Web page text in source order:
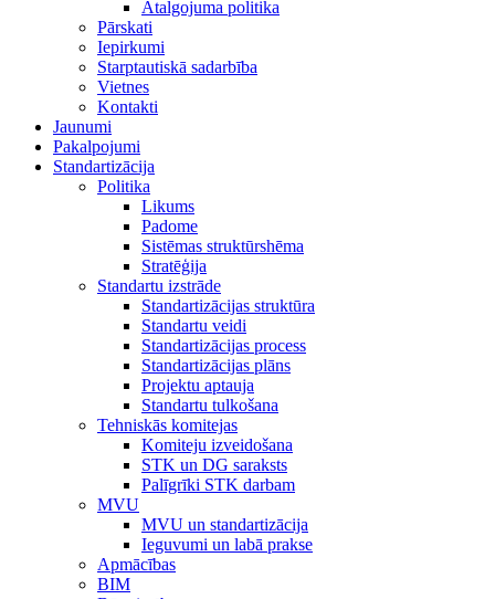
Atalgojuma politika
Pārskati
Iepirkumi
Starptautiskā sadarbība
Vietnes
Kontakti
Jaunumi
Pakalpojumi
Standartizācija
Politika
Likums
Padome
Sistēmas struktūrshēma
Stratēģija
Standartu izstrāde
Standartizācijas struktūra
Standartu veidi
Standartizācijas process
Standartizācijas plāns
Projektu aptauja
Standartu tulkošana
Tehniskās komitejas
Komiteju izveidošana
STK un DG saraksts
Palīgrīki STK darbam
MVU
MVU un standartizācija
Ieguvumi un labā prakse
Apmācības
BIM